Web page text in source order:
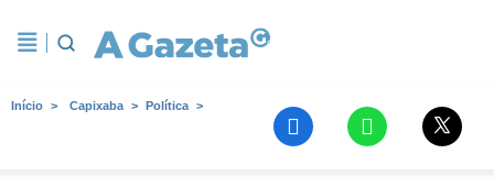
Início Capixaba Política